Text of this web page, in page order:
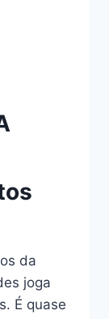
da
joga
É quase